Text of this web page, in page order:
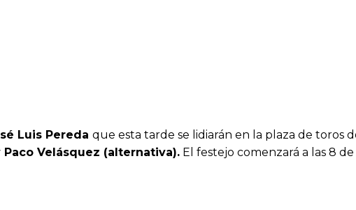
Luis Pereda que esta tarde se lidiarán en la plaza de toros
Velásquez (alternativa). El festejo comenzará a las 8